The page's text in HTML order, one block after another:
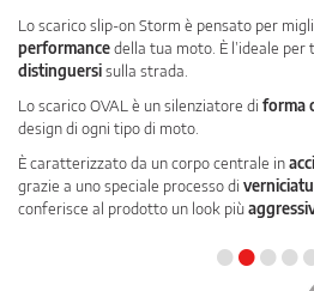
Lo scarico slip-on Storm è pensato per
performancedella tua moto. È l’ideale
distinguersisulla strada.
Lo scarico OVAL è un silenziatore di forma
design di ogni tipo di moto.
È caratterizzato da un corpo centrale in
grazie a uno speciale processo di
conferisce al prodotto un look più
••••